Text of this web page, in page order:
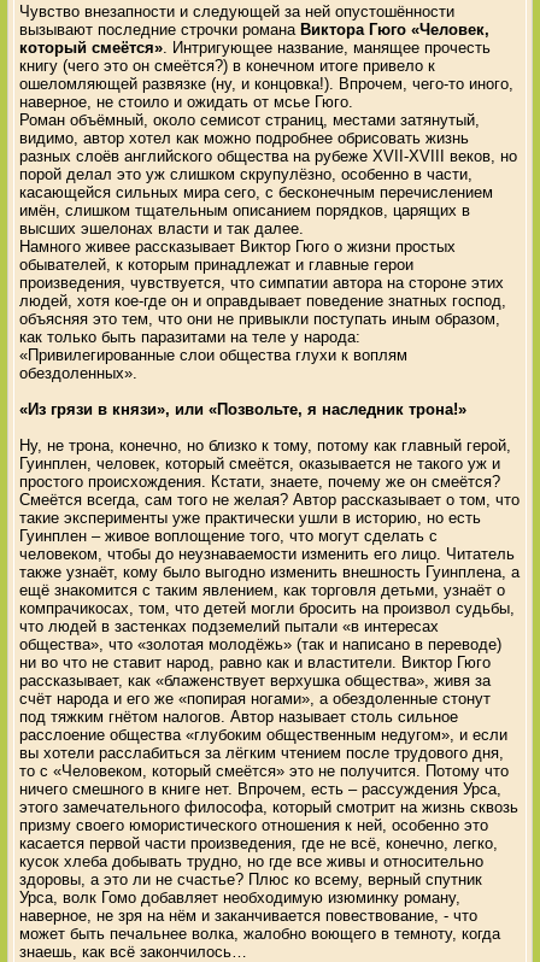
Чувство внезапности и следующей за ней опустошённости
вызывают последние строчки романаВиктора Гюго «Человек,
который смеётся» . Интригующее название, манящее прочесть
книгу (чего это он смеётся?) в конечном итоге привело к
ошеломляющей развязке (ну, и концовка!). Впрочем, чего-то иного,
наверное, не стоило и ожидать от мсье Гюго.
Роман объёмный, около семисот страниц, местами затянутый,
видимо, автор хотел как можно подробнее обрисовать жизнь
разных слоёв английского общества на рубеже XVII-XVIII веков, но
порой делал это уж слишком скрупулёзно, особенно в части,
касающейся сильных мира сего, с бесконечным перечислением
имён, слишком тщательным описанием порядков, царящих в
высших эшелонах власти и так далее.
Намного живее рассказывает Виктор Гюго о жизни простых
обывателей, к которым принадлежат и главные герои
произведения, чувствуется, что симпатии автора на стороне этих
людей, хотя кое-где он и оправдывает поведение знатных господ,
объясняя это тем, что они не привыкли поступать иным образом,
как только быть паразитами на теле у народа:
«Привилегированные слои общества глухи к воплям
обездоленных».
«Из грязи в князи», или «Позвольте, я наследник трона!»
Ну, не трона, конечно, но близко к тому, потому как главный герой,
Гуинплен, человек, который смеётся, оказывается не такого уж и
простого происхождения. Кстати, знаете, почему же он смеётся?
Смеётся всегда, сам того не желая? Автор рассказывает о том, что
такие эксперименты уже практически ушли в историю, но есть
Гуинплен – живое воплощение того, что могут сделать с
человеком, чтобы до неузнаваемости изменить его лицо. Читатель
также узнаёт, кому было выгодно изменить внешность Гуинплена, а
ещё знакомится с таким явлением, как торговля детьми, узнаёт о
компрачикосах, том, что детей могли бросить на произвол судьбы,
что людей в застенках подземелий пытали «в интересах
общества», что «золотая молодёжь» (так и написано в переводе)
ни во что не ставит народ, равно как и властители. Виктор Гюго
рассказывает, как «блаженствует верхушка общества», живя за
счёт народа и его же «попирая ногами», а обездоленные стонут
под тяжким гнётом налогов. Автор называет столь сильное
расслоение общества «глубоким общественным недугом», и если
вы хотели расслабиться за лёгким чтением после трудового дня,
то с «Человеком, который смеётся» это не получится. Потому что
ничего смешного в книге нет. Впрочем, есть – рассуждения Урса,
этого замечательного философа, который смотрит на жизнь сквозь
призму своего юмористического отношения к ней, особенно это
касается первой части произведения, где не всё, конечно, легко,
кусок хлеба добывать трудно, но где все живы и относительно
здоровы, а это ли не счастье? Плюс ко всему, верный спутник
Урса, волк Гомо добавляет необходимую изюминку роману,
наверное, не зря на нём и заканчивается повествование, - что
может быть печальнее волка, жалобно воющего в темноту, когда
знаешь, как всё закончилось…